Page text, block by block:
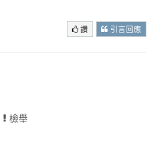
讚 引言回應
檢舉